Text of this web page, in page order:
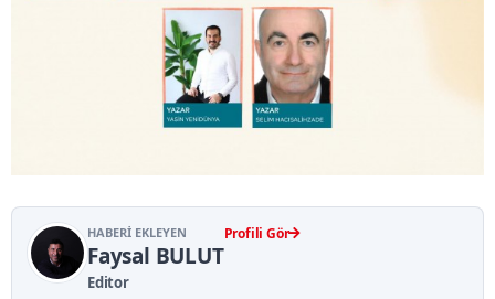
HABERI EKLEYEN
Faysal BULUT
Editor
Profili Gör